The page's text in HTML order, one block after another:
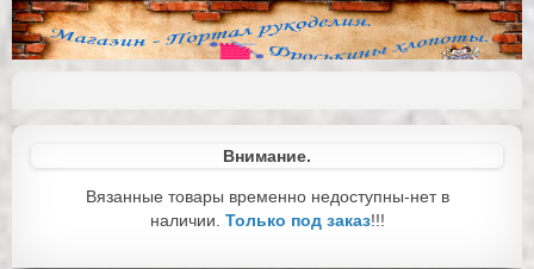
Внимание.
Вязанные товары временно недоступны-нет в
наличии. Только под заказ!!!